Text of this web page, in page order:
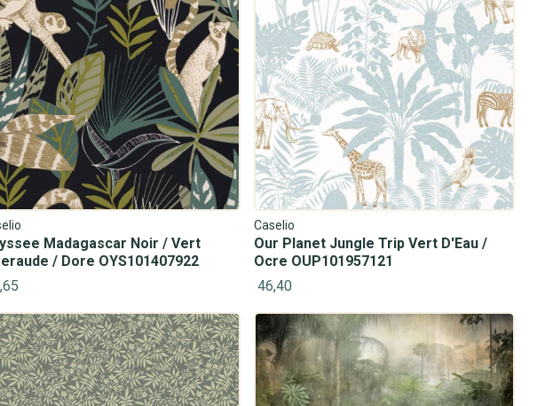
Madagascar Noir / Vert
/ Dore OYS101407922
Caselio
Our Planet Jungle Trip Vert D'Eau /
Ocre OUP101957121
46,40